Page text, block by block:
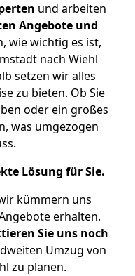
und arbeiten
Angebote und
wie wichtig es ist,
nach Wiehl
setzen wir alles
zu bieten. Ob Sie
oder ein großes
was umgezogen
Lösung für Sie.
kümmern uns
erhalten.
Sie uns noch
Umzug von
zu planen.